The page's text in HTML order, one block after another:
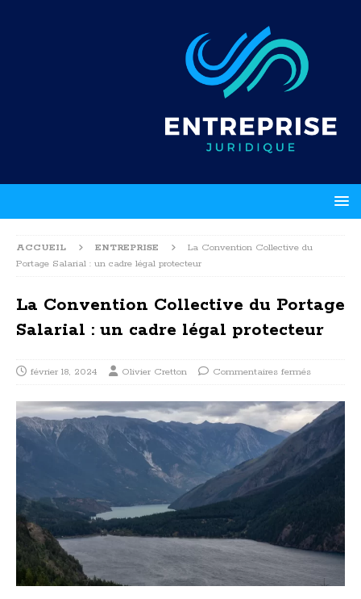
ACCUEIL ENTREPRISE
La Convention Collective du
Portage Salarial : un cadre légal protecteur
La Convention Collective du Portage
Salarial : un cadre légal protecteur
février 18, 2024 Olivier Cretton Commentaires fermés